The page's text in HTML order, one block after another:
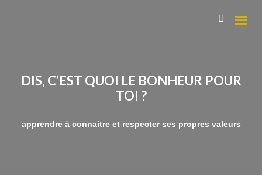
Qui suis-je ?
DIS, C’EST QUOI LE BONHEUR POUR
TOI ?
apprendre à connaitre et respecter ses propres valeurs